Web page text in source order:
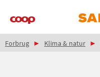
Main
Brødkrumme
Forbrug Klima & natur